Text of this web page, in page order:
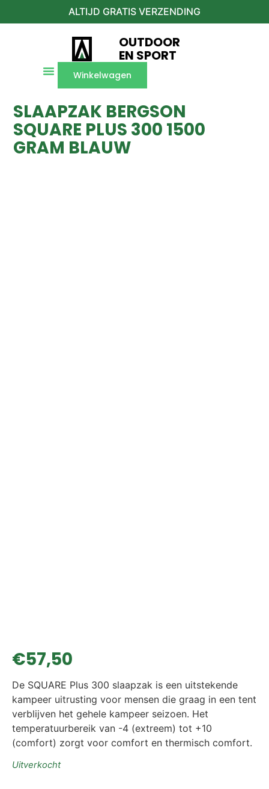
ALTIJD GRATIS VERZENDING
OUTDOOR
EN SPORT
Winkelwagen
SLAAPZAK BERGSON
SQUARE PLUS 300 1500
GRAM BLAUW
€57,50
De SQUARE Plus 300 slaapzak is een uitstekende
kampeer uitrusting voor mensen die graag in een tent
verblijven het gehele kampeer seizoen. Het
temperatuurbereik van -4 (extreem) tot +10
(comfort) zorgt voor comfort en thermisch comfort.
Uitverkocht